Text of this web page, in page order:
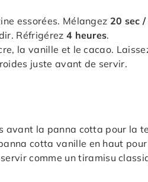
essorées. Mélangez 20 sec
Réfrigérez 4 heures.
la vanille et le cacao.
juste avant de servir.
avant la panna cotta pour la
cotta vanille en haut pour
comme un tiramisu